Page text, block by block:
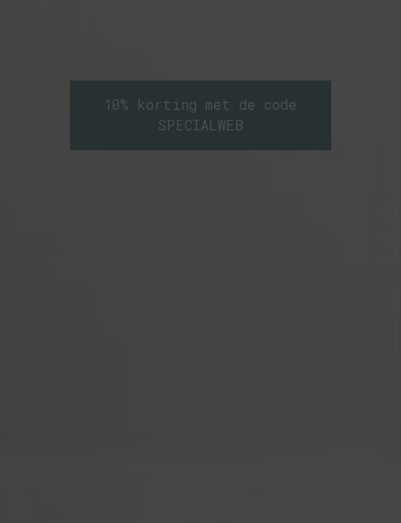
10% korting met de code
SPECIALWEB